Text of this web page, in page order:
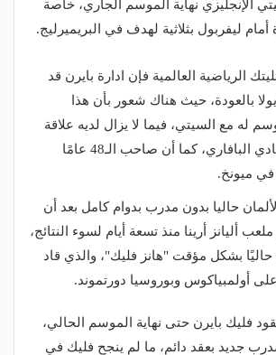
الإنجليزي نهاية الموسم الجاري، خاصة
أمام ليفربول بثلاثية لهدف في البريميرليج.
الرياضية العالمية فإن ادارة بايرن قد
بالعودة، حيث هناك شعور بأن هذا
له مع السيتي، فيما لا يزال لديه علاقة
قوية مع قيادات النادي البافاري، كما أن صاحب الـ48 عامًا
في ميونخ.
حاليا بدون مدرب بدوام كامل بعد أن
أليانز أرينا منذ تسعة أيام لسوء النتائج،
حاليًا بشكل مؤقت "هانز فليك"، والذي قاد
على أولمبياكوس وبوروسيا دورتموند.
فليك بايرن حتى نهاية الموسم الحالي،
جديد بعقد دائم، ما لم ينجح فليك في